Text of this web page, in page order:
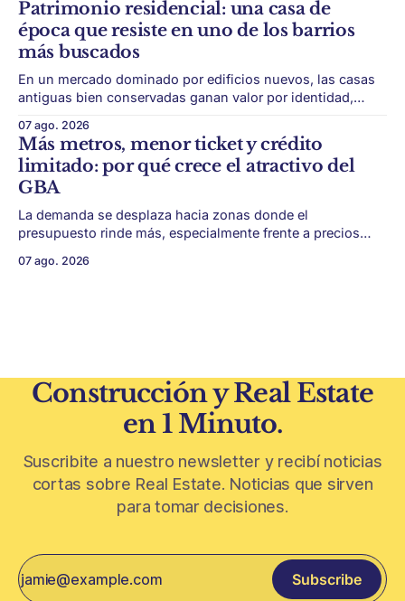
conseguir un buen terreno. En un mercado más exigente,
la estructura financiera, legal
Patrimonio residencial: una casa de
época que resiste en uno de los barrios
más buscados
En un mercado dominado por edificios nuevos, las casas
antiguas bien conservadas ganan valor por identidad,
algunas piezas residenciales que cuentan otra historia del
barrio. En medio de torres, edificios nuevos y proyectos
premium, todavía aparecen casas de más de 100 años
07 ago. 2026
Más metros, menor ticket y crédito
limitado: por qué crece el atractivo del
GBA
La demanda se desplaza hacia zonas donde el
presupuesto rinde más, especialmente frente a precios
Conurbano vuelve a ganar protagonismo en el mapa
07 ago. 2026
Construcción y Real Estate
en 1 Minuto.
Suscribite a nuestro newsletter y recibí noticias
cortas sobre Real Estate. Noticias que sirven
para tomar decisiones.
Subscribe